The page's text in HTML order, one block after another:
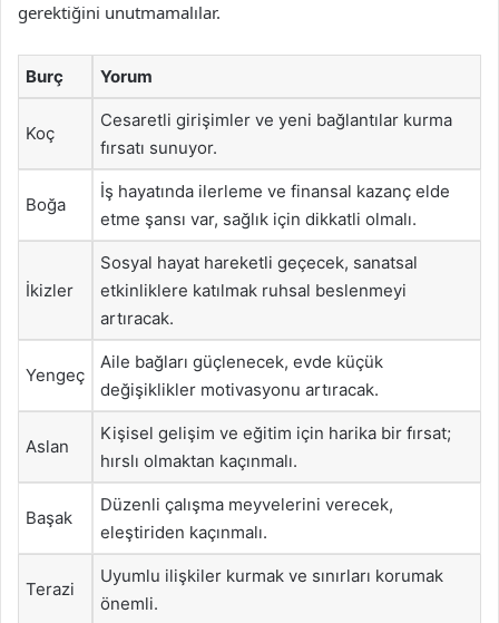
gerektiğini unutmamalılar.
Burç Yorum
Koç
Cesaretli girişimler ve yeni bağlantılar kurma
fırsatı sunuyor.
Boğa
İş hayatında ilerleme ve finansal kazanç elde
etme şansı var, sağlık için dikkatli olmalı.
İkizler
Sosyal hayat hareketli geçecek, sanatsal
etkinliklere katılmak ruhsal beslenmeyi
artıracak.
Yengeç
Aile bağları güçlenecek, evde küçük
değişiklikler motivasyonu artıracak.
Aslan
Kişisel gelişim ve eğitim için harika bir fırsat;
hırslı olmaktan kaçınmalı.
Başak
Düzenli çalışma meyvelerini verecek,
eleştiriden kaçınmalı.
Terazi
Uyumlu ilişkiler kurmak ve sınırları korumak
önemli.